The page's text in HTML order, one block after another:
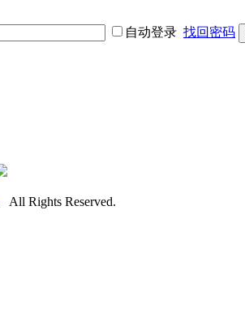
自动登录 找回密码
All Rights Reserved.